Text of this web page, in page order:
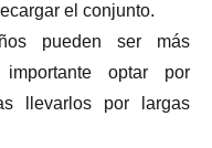
el conjunto.
pueden ser más
optar por
llevarlos por largas